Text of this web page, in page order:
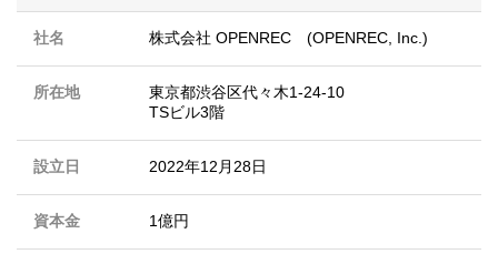
社名 株式会社 OPENREC (OPENREC, Inc.)
所在地
東京都渋谷区代々木1-24-10
TSビル3階
設立日 2022年12月28日
資本金 1億円